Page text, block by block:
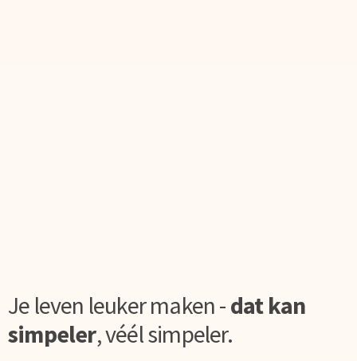
Je leven leuker maken -dat kan
simpeler,véél simpeler.